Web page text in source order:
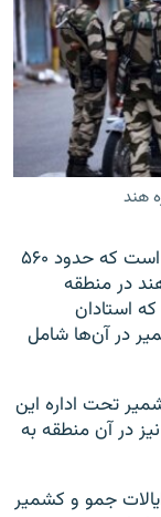
هند
آژانس خبری فرانس پرس امروز گزارش داده است که حدود ۵۶۰
در منطقه
استادان
در آن‌ها شامل
تحت اداره این
در آن منطقه به
ایالات جمو و کشمیر